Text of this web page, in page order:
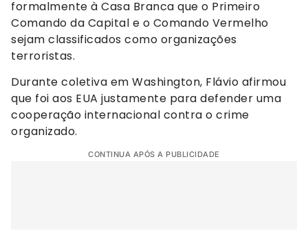
formalmente à Casa Branca que o Primeiro
Comando da Capital e o Comando Vermelho
sejam classificados como organizações
terroristas.
Durante coletiva em Washington, Flávio afirmou
que foi aos EUA justamente para defender uma
cooperação internacional contra o crime
organizado.
CONTINUA APÓS A PUBLICIDADE